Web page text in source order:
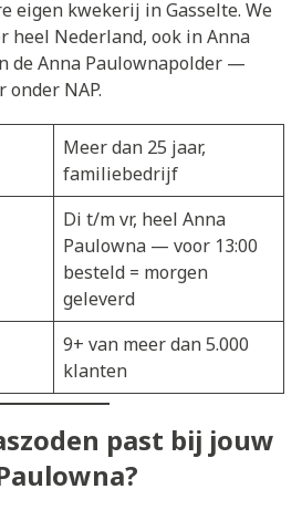
eigen kwekerij in Gasselte. We
heel Nederland, ook in Anna
de Anna Paulownapolder —
onder NAP.
Meer dan 25 jaar,
familiebedrijf
Di t/m vr, heel Anna
Paulowna — voor 13:00
besteld = morgen
geleverd
9+ van meer dan 5.000
klanten
past bij jouw